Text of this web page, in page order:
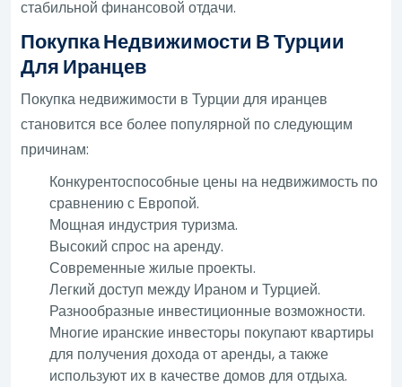
стабильной финансовой отдачи.
Покупка Недвижимости В Турции
Для Иранцев
Покупка недвижимости в Турции для иранцев
становится все более популярной по следующим
причинам:
Конкурентоспособные цены на недвижимость по
сравнению с Европой.
Мощная индустрия туризма.
Высокий спрос на аренду.
Современные жилые проекты.
Легкий доступ между Ираном и Турцией.
Разнообразные инвестиционные возможности.
Многие иранские инвесторы покупают квартиры
для получения дохода от аренды, а также
используют их в качестве домов для отдыха.